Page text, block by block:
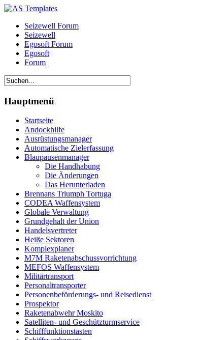
Seizewell Forum
Seizewell
Egosoft Forum
Egosoft
Forum
Hauptmenü
Startseite
Andockhilfe
Ausrüstungsmanager
Automatische Zielerfassung
Blaupausenmanager
Die Handhabung
Die Änderungen
Das Herunterladen
Brennans Triumph Tortuga
CODEA Waffensystem
Globale Verwaltung
Grundgehalt der Union
Handelsvertreter
Heiße Sektoren
Komplexplaner
M7M Raketenabschussvorrichtung
MEFOS Waffensystem
Militärtransport
Personaltransporter
Personenbeförderungs- und Reisedienst
Prospektor
Raketenabwehr Moskito
Satelliten- und Geschützturmservice
Schifffunktionstasten